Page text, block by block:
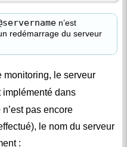
n’est
redémarrage du serveur
monitoring, le serveur
implémenté dans
n’est pas encore
le nom du serveur
: